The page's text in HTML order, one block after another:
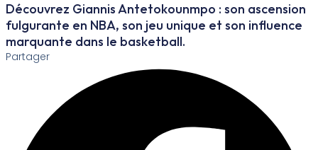
Découvrez Giannis Antetokounmpo : son ascension
fulgurante en NBA, son jeu unique et son influence
marquante dans le basketball.
Partager